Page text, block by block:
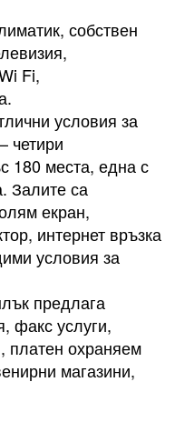
собствен
Fi,
условия за
четири
180 места, една с
Залите са
екран,
интернет връзка
условия за
предлага
факс услуги,
платен охраняем
магазини,